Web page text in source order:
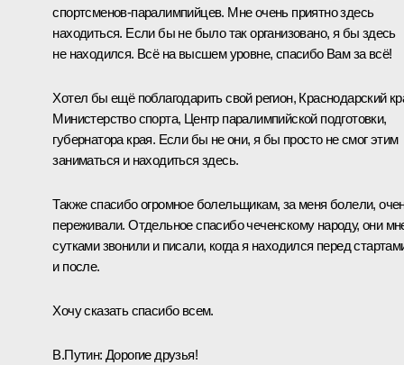
спортсменов-паралимпийцев. Мне очень приятно здесь
находиться. Если бы не было так организовано, я бы здесь
не находился. Всё на высшем уровне, спасибо Вам за всё!
Хотел бы ещё поблагодарить свой регион, Краснодарский
Министерство спорта, Центр паралимпийской подготовки,
губернатора края. Если бы не они, я бы просто не смог этим
заниматься и находиться здесь.
Также спасибо огромное болельщикам, за меня болели,
переживали. Отдельное спасибо чеченскому народу, они
сутками звонили и писали, когда я находился перед
и после.
Хочу сказать спасибо всем.
В.Путин: Дорогие друзья!